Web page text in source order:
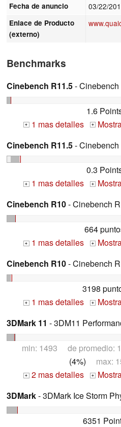
Fecha de anuncio 03/22/
Enlace de Producto
(externo)
Benchmarks
Cinebench R11.5-
1.6
+ 1 mas detalles +
Cinebench R11.5-
0.3
+ 1 mas detalles +
Cinebench R10- Cinebench
664
+ 1 mas detalles +
Cinebench R10- Cinebench
3198
+ 1 mas detalles +
3DMark 11 - 3DM11
min: 1493 de promedio:
(4%) max:
+ 2 mas detalles +
3DMark- 3DMark Ice Storm
6351